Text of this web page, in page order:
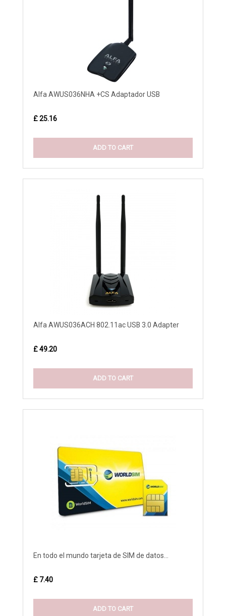
Alfa AWUS036NHA +CS Adaptador USB
£ 25.16
ADD TO CART
Alfa AWUS036ACH 802.11ac USB 3.0 Adapter
£ 49.20
ADD TO CART
En todo el mundo tarjeta de SIM de datos...
£ 7.40
ADD TO CART